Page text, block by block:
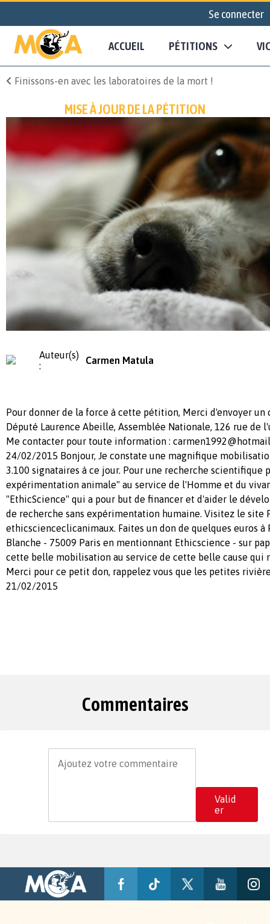
Se connecter
ACCUEIL PÉTITIONS
Finissons-en avec les laboratoires de la mort !
MISE À JOUR DE LA PÉTITION
Auteur(s)
:
Carmen Matula
Pour donner de la force à cette pétition, Merci d'envoyer un
Député Laurence Abeille, Assemblée Nationale, 126 rue de
Me contacter pour toute information :
24/02/2015 Bonjour, Je constate une magnifique
3.100 signataires à ce jour. Pour une recherche scientifique
expérimentation animale" au service de l'Homme et du
"EthicScience" qui a pour but de financer et d'aider le
de recherche sans expérimentation humaine. Visitez le site
ethicscienceclicanimaux. Faites un don de quelques euros à
Blanche - 75009 Paris en mentionnant Ethicscience - sur
cette belle mobilisation au service de cette belle cause qui
Merci pour ce petit don, rappelez vous que les petites
21/02/2015
Commentaires
Valid
er